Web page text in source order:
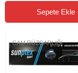
Sepete Ekle
CAM RÜZGARLIĞI